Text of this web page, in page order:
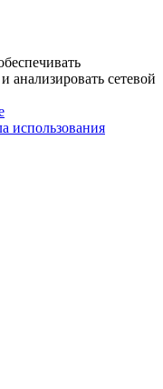
анализировать сетевой
использования